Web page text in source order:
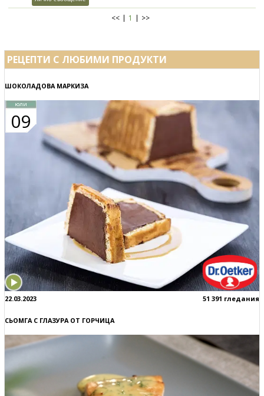
<< 1 >>
РЕЦЕПТИ С ЛЮБИМИ ПРОДУКТИ
ШОКОЛАДОВА МАРКИЗА
юли
09
22.03.2023 51 391 гледания
СЬОМГА С ГЛАЗУРА ОТ ГОРЧИЦА